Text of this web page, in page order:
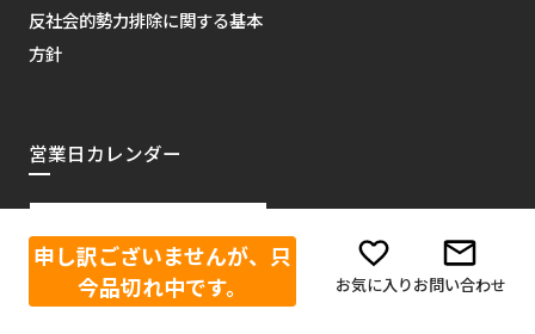
申し訳ございませんが、只
今品切れ中です。
お気に入りお問い合わせ
反社会的勢力排除に関する基本
方針
営業日カレンダー
日
月 火 水 木 金
土